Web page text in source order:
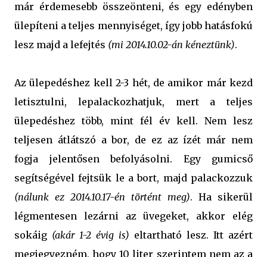
már érdemesebb összeönteni, és egy edényben
ülepíteni a teljes mennyiséget, így jobb hatásfokú
lesz majd a lefejtés (mi 2014.10.02-án kéneztünk).
Az ülepedéshez kell 2-3 hét, de amikor már kezd
letisztulni, lepalackozhatjuk, mert a teljes
ülepedéshez több, mint fél év kell. Nem lesz
teljesen átlátszó a bor, de ez az ízét már nem
fogja jelentősen befolyásolni. Egy gumicső
segítségével fejtsük le a bort, majd palackozzuk
(nálunk ez 2014.10.17-én történt meg). Ha sikerül
légmentesen lezárni az üvegeket, akkor elég
sokáig (akár 1-2 évig is) eltartható lesz. Itt azért
megjegyezném, hogy 10 liter szerintem nem az a